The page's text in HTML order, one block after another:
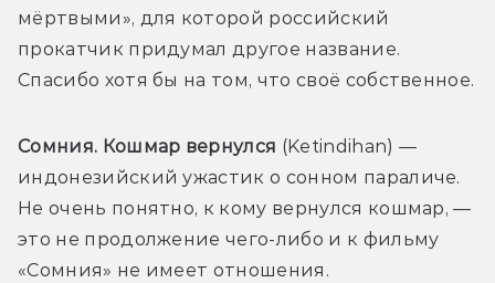
мёртвыми», для которой российский
прокатчик придумал другое название.
Спасибо хотя бы на том, что своё собственное.
Сомния. Кошмар вернулся (Ketindihan) —
индонезийский ужастик о сонном параличе.
Не очень понятно, к кому вернулся кошмар, —
это не продолжение чего-либо и к фильму
«Сомния» не имеет отношения.